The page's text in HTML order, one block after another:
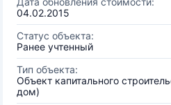
04.02.2015
Статус объекта:
Ранее учтенный
Тип объекта:
Объект капитального
дом)